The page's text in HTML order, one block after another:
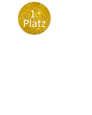
1.
Platz